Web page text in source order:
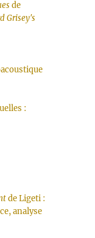
de
Grisey's
:
de Ligeti :
analyse